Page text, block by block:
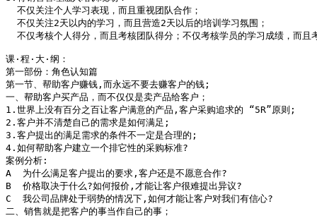
  不仅关注个人学习表现，而且重视团队合作；
  不仅关注2天以内的学习，而且营造2天以后的培训学习氛围；
不仅考核个人得分，而且考核团队得分；不仅考核学员的学习成绩，而且
课·程·大·纲：
第一部份：角色认知篇
第一节、帮助客户赚钱,而永远不要去赚客户的钱;
一、帮助客户买产品，而不仅仅是卖产品给客户；
1.世界上没有百分之百让客户满意的产品,客户采购追求的 “5R”原则;
2.客户并不清楚自己的需求是如何满足;
3.客户提出的满足需求的条件不一定是合理的;
4.如何帮助客户建立一个排它性的采购标准?
案例分析:
A  为什么满足客户提出的要求,客户还是不愿意合作?
B  价格取决于什么?如何报价,才能让客户很难提出异议?
C  我公司品牌处于弱势的情况下,如何才能让客户对我们有信心?
二、销售就是把客户的事当作自己的事；